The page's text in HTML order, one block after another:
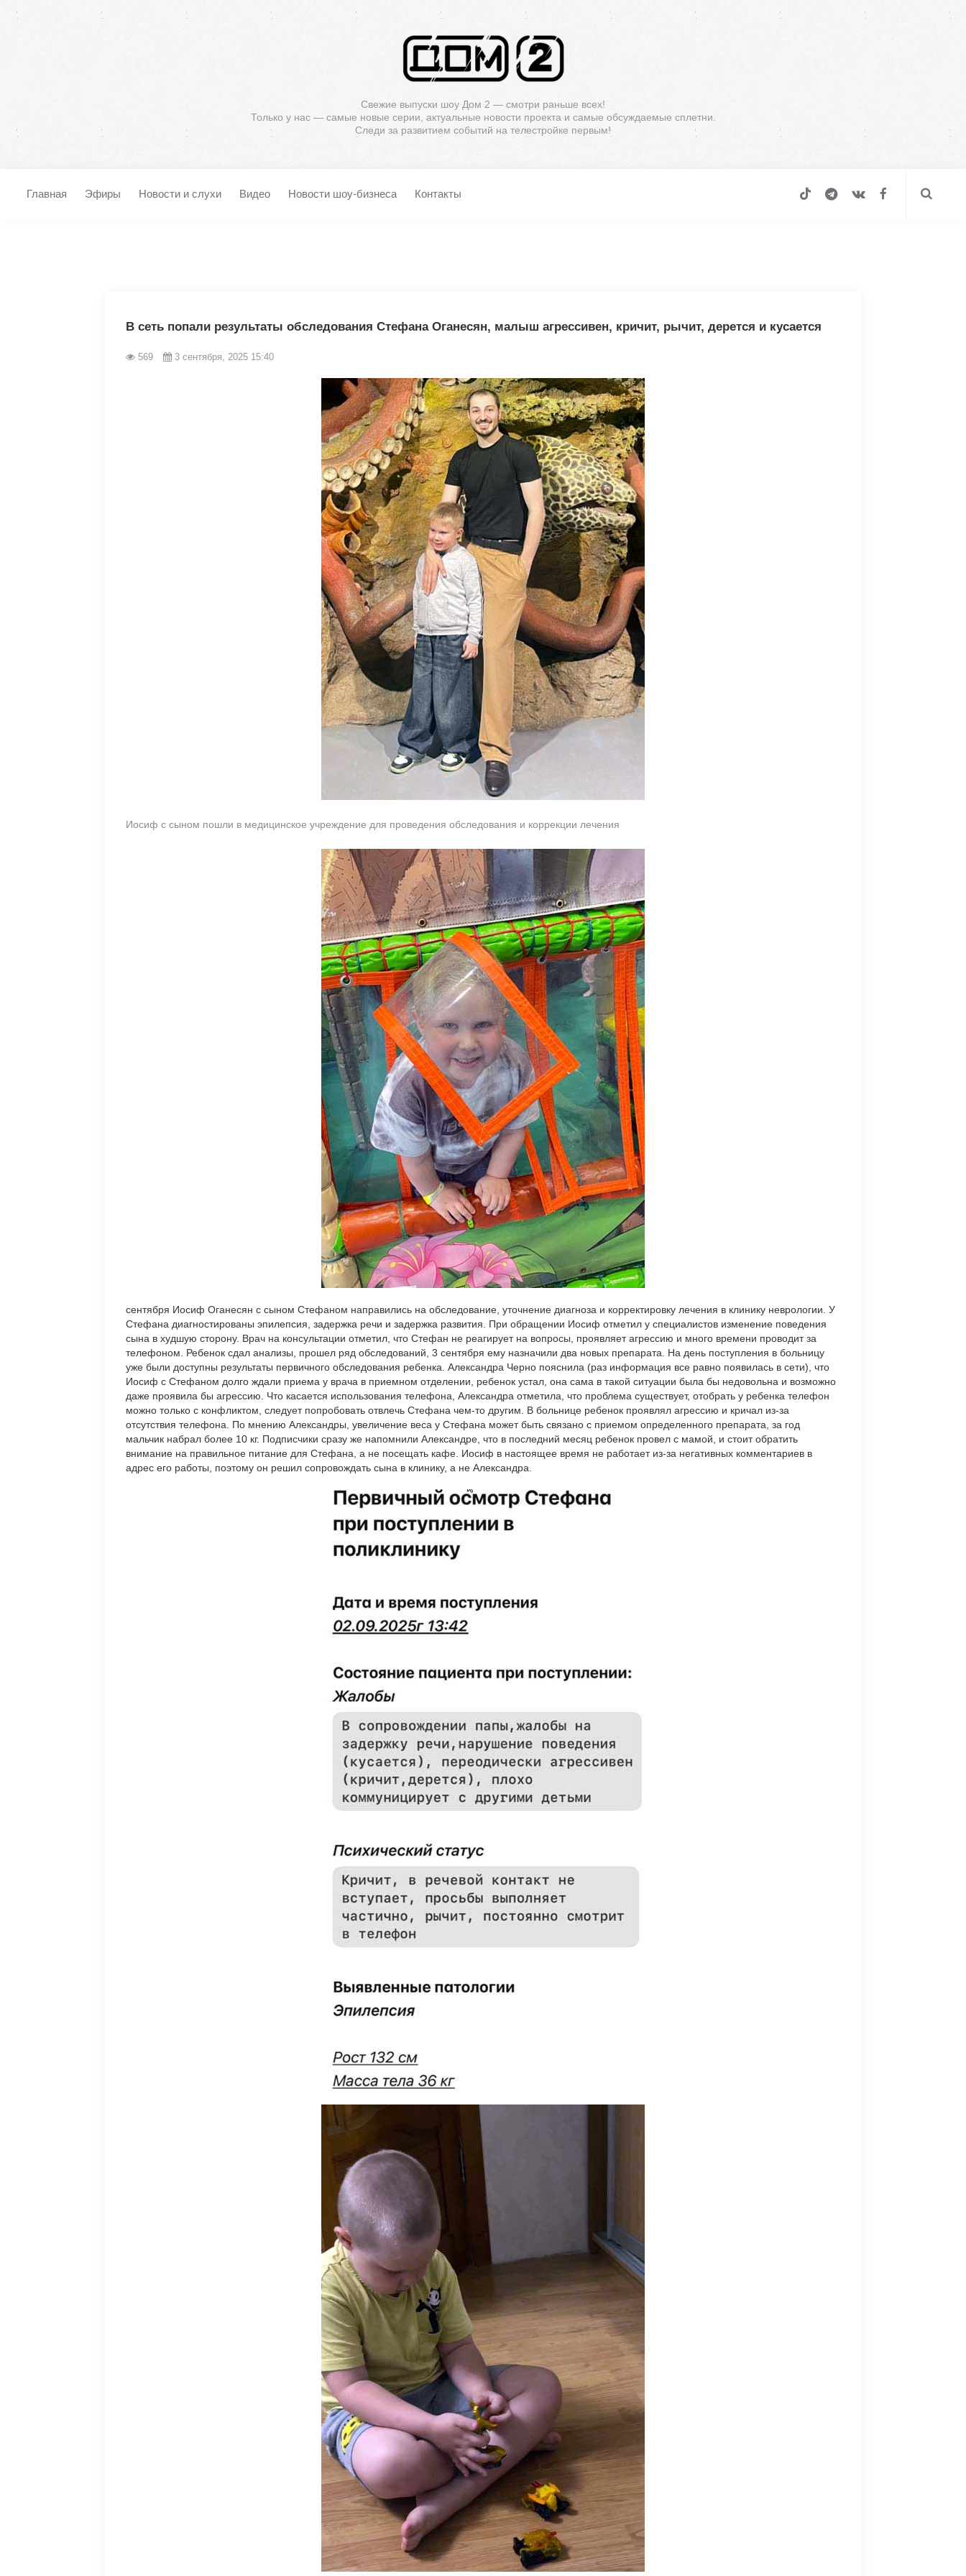
Свежие выпуски шоу Дом 2 — смотри раньше всех!
Только у нас — самые новые серии, актуальные новости проекта и самые обсуждаемые сплетни.
Следи за развитием событий на телестройке первым!
Главная Эфиры Новости и слухи Видео Новости шоу-бизнеса Контакты
В сеть попали результаты обследования Стефана Оганесян, малыш агрессивен, кричит, рычит, дерется и кусается
569 3 сентября, 2025 15:40
Иосиф с сыном пошли в медицинское учреждение для проведения обследования и коррекции лечения
сентября Иосиф Оганесян с сыном Стефаном направились на обследование, уточнение диагноза и корректировку лечения в клинику неврологии. У
Стефана диагностированы эпилепсия, задержка речи и задержка развития. При обращении Иосиф отметил у специалистов изменение поведения
сына в худшую сторону. Врач на консультации отметил, что Стефан не реагирует на вопросы, проявляет агрессию и много времени проводит за
телефоном. Ребенок сдал анализы, прошел ряд обследований, 3 сентября ему назначили два новых препарата. На день поступления в больницу
уже были доступны результаты первичного обследования ребенка. Александра Чepнo пояснила (раз информация все равно появилась в сети), что
Иосиф с Стефаном долго ждали приема у врача в приемном отделении, ребенок устал, она сама в такой ситуации была бы недовольна и возможно
даже проявила бы агрессию. Что касается использования телефона, Александра отметила, что проблема существует, отобрать у ребенка телефон
можно только с конфликтом, следует попробовать отвлечь Стефана чем-то другим. В больнице ребенок проявлял агрессию и кричал из-за
отсутствия телефона. По мнению Александры, увеличение веса у Стефана может быть связано с приемом определенного препарата, за год
мальчик набрал более 10 кг. Подписчики сразу же напомнили Александре, что в последний месяц ребенок провел с мамой, и стоит обратить
внимание на правильное питание для Стефана, а не посещать кафе. Иосиф в настоящее время не работает из-за негативных комментариев в
адрес его работы, поэтому он решил сопровождать сына в клинику, а не Александра.